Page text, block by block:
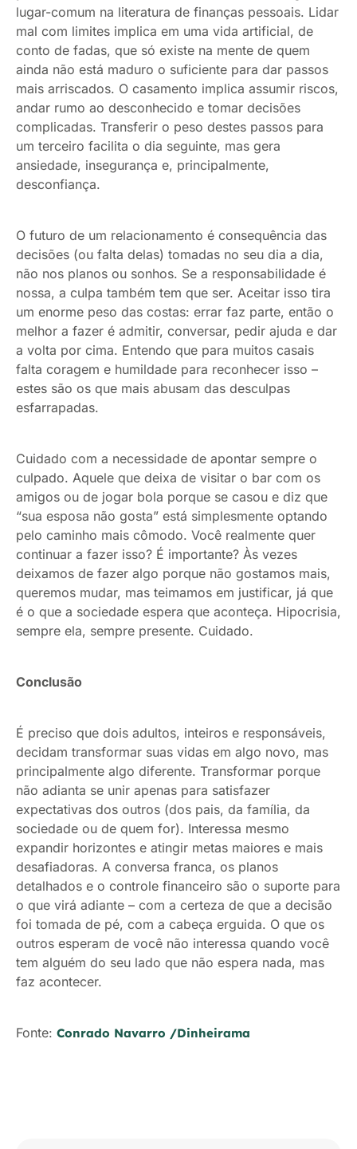
lugar-comum na literatura de finanças pessoais. Lidar
mal com limites implica em uma vida artificial, de
conto de fadas, que só existe na mente de quem
ainda não está maduro o suficiente para dar passos
mais arriscados. O casamento implica assumir riscos,
andar rumo ao desconhecido e tomar decisões
complicadas. Transferir o peso destes passos para
um terceiro facilita o dia seguinte, mas gera
ansiedade, insegurança e, principalmente,
desconfiança.
O futuro de um relacionamento é consequência das
decisões (ou falta delas) tomadas no seu dia a dia,
não nos planos ou sonhos. Se a responsabilidade é
nossa, a culpa também tem que ser. Aceitar isso tira
um enorme peso das costas: errar faz parte, então o
melhor a fazer é admitir, conversar, pedir ajuda e dar
a volta por cima. Entendo que para muitos casais
falta coragem e humildade para reconhecer isso –
estes são os que mais abusam das desculpas
esfarrapadas.
Cuidado com a necessidade de apontar sempre o
culpado. Aquele que deixa de visitar o bar com os
amigos ou de jogar bola porque se casou e diz que
“sua esposa não gosta” está simplesmente optando
pelo caminho mais cômodo. Você realmente quer
continuar a fazer isso? É importante? Às vezes
deixamos de fazer algo porque não gostamos mais,
queremos mudar, mas teimamos em justificar, já que
é o que a sociedade espera que aconteça. Hipocrisia,
sempre ela, sempre presente. Cuidado.
Conclusão
É preciso que dois adultos, inteiros e responsáveis,
decidam transformar suas vidas em algo novo, mas
principalmente algo diferente. Transformar porque
não adianta se unir apenas para satisfazer
expectativas dos outros (dos pais, da família, da
sociedade ou de quem for). Interessa mesmo
expandir horizontes e atingir metas maiores e mais
desafiadoras. A conversa franca, os planos
detalhados e o controle financeiro são o suporte para
o que virá adiante – com a certeza de que a decisão
foi tomada de pé, com a cabeça erguida. O que os
outros esperam de você não interessa quando você
tem alguém do seu lado que não espera nada, mas
faz acontecer.
Fonte: Conrado Navarro /Dinheirama